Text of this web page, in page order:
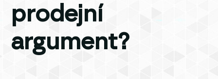
prodejní
argument?